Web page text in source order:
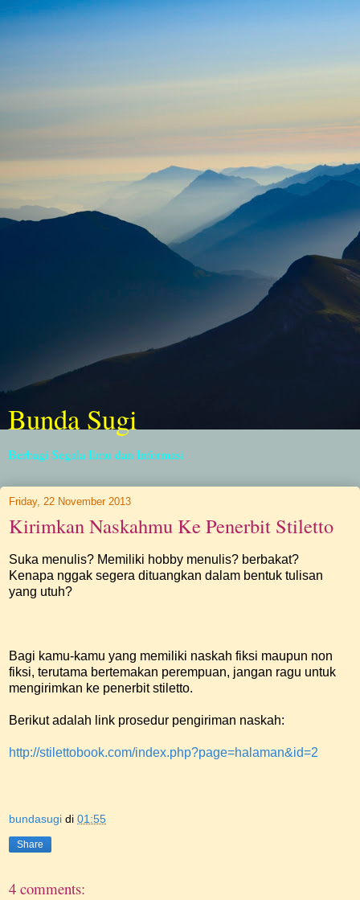
Bunda Sugi
Berbagi Segala Ilmu dan Informasi
Friday, 22 November 2013
Kirimkan Naskahmu Ke Penerbit Stiletto
Suka menulis? Memiliki hobby menulis? berbakat?
Kenapa nggak segera dituangkan dalam bentuk tulisan
yang utuh?
Bagi kamu-kamu yang memiliki naskah fiksi maupun non
fiksi, terutama bertemakan perempuan, jangan ragu untuk
mengirimkan ke penerbit stiletto.
Berikut adalah link prosedur pengiriman naskah:
http://stilettobook.com/index.php?page=halaman&id=2
bundasugi di 01:55
Share
4 comments: